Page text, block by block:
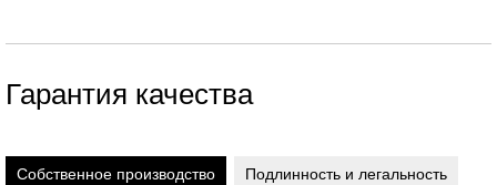
Гарантия качества
Собственное производство Подлинность и легальность